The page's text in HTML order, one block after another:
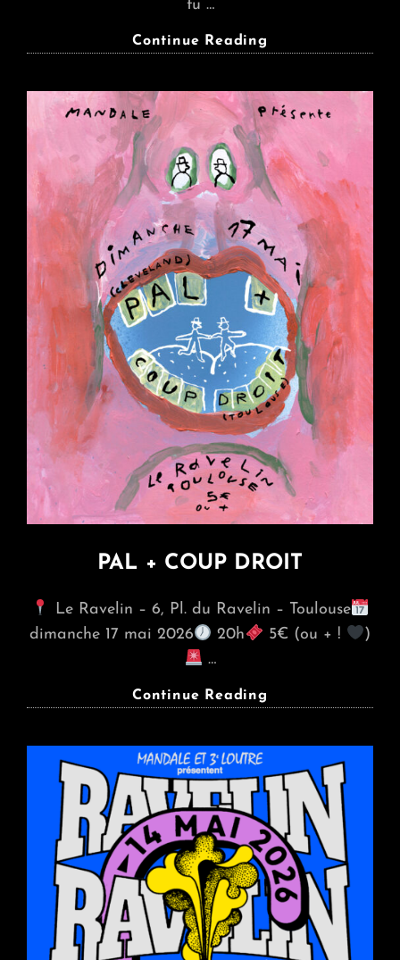
tu …
Continue Reading
+
ARMURE
PAL + COUP DROIT
Le Ravelin – 6, Pl. du Ravelin – Toulouse
dimanche 17 mai 2026
20h 5€ (ou + !
)
…
Continue Reading